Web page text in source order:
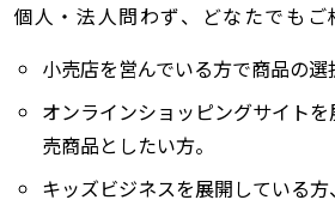
個人・法人問わず、どなたでもご
小売店を営んでいる方で商品の選
オンラインショッピングサイト
売商品としたい方。
キッズビジネスを展開している